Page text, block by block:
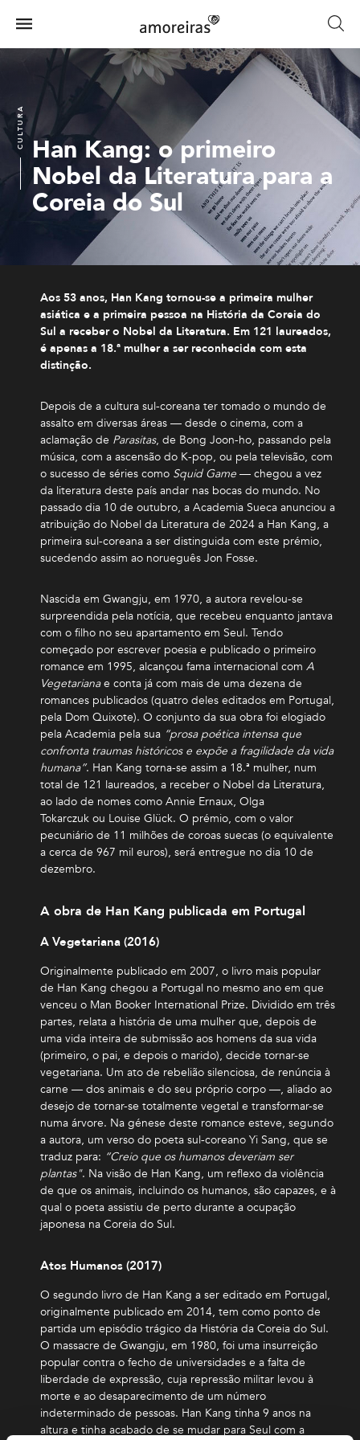
main
content
Home
Menu
CULTURA
Han Kang: o primeiro
Nobel da Literatura para a
Coreia do Sul
Aos 53 anos, Han Kang tornou-se a primeira mulher
asiática e a primeira pessoa na História da Coreia do
Sul a receber o Nobel da Literatura. Em 121 laureados,
é apenas a 18.ª mulher a ser reconhecida com esta
distinção.
Depois de a cultura sul-coreana ter tomado o mundo de
assalto em diversas áreas — desde o cinema, com a
aclamação de Parasitas, de Bong Joon-ho, passando pela
música, com a ascensão do K-pop, ou pela televisão, com
o sucesso de séries como Squid Game — chegou a vez
da literatura deste país andar nas bocas do mundo. No
passado dia 10 de outubro, a Academia Sueca anunciou a
atribuição do Nobel da Literatura de 2024 a Han Kang, a
primeira sul-coreana a ser distinguida com este prémio,
sucedendo assim ao norueguês Jon Fosse.
Nascida em Gwangju, em 1970, a autora revelou-se
surpreendida pela notícia, que recebeu enquanto jantava
com o filho no seu apartamento em Seul. Tendo
começado por escrever poesia e publicado o primeiro
romance em 1995, alcançou fama internacional com A
Vegetarianae conta já com mais de uma dezena de
romances publicados (quatro deles editados em Portugal,
pela Dom Quixote). O conjunto da sua obra foi elogiado
pela Academia pela sua “prosa poética intensa que
confronta traumas históricos e expõe a fragilidade da vida
humana”. Han Kang torna-se assim a 18.ª mulher, num
total de 121 laureados, a receber o Nobel da Literatura,
ao lado de nomes como Annie Ernaux, Olga
Tokarczuk ou Louise Glück. O prémio, com o valor
pecuniário de 11 milhões de coroas suecas (o equivalente
a cerca de 967 mil euros), será entregue no dia 10 de
dezembro.
A obra de Han Kang publicada em Portugal
A Vegetariana (2016)
Originalmente publicado em 2007, o livro mais popular
de Han Kang chegou a Portugal no mesmo ano em que
venceu o Man Booker International Prize. Dividido em três
partes, relata a história de uma mulher que, depois de
uma vida inteira de submissão aos homens da sua vida
(primeiro, o pai, e depois o marido), decide tornar-se
vegetariana. Um ato de rebelião silenciosa, de renúncia à
carne — dos animais e do seu próprio corpo —, aliado ao
desejo de tornar-se totalmente vegetal e transformar-se
numa árvore. Na génese deste romance esteve, segundo
a autora, um verso do poeta sul-coreano Yi Sang, que se
traduz para: “Creio que os humanos deveriam ser
plantas". Na visão de Han Kang, um reflexo da violência
de que os animais, incluindo os humanos, são capazes, e à
qual o poeta assistiu de perto durante a ocupação
japonesa na Coreia do Sul.
Atos Humanos (2017)
O segundo livro de Han Kang a ser editado em Portugal,
originalmente publicado em 2014, tem como ponto de
partida um episódio trágico da História da Coreia do Sul.
O massacre de Gwangju, em 1980, foi uma insurreição
popular contra o fecho de universidades e a falta de
liberdade de expressão, cuja repressão militar levou à
morte e ao desaparecimento de um número
indeterminado de pessoas. Han Kang tinha 9 anos na
altura e tinha acabado de se mudar para Seul com a